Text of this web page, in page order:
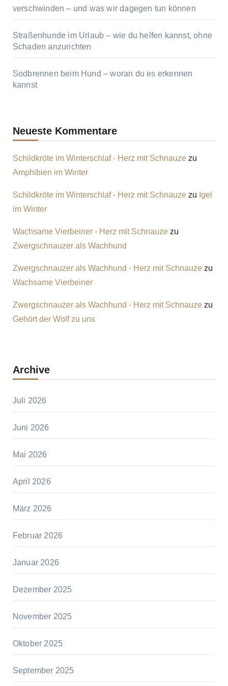
verschwinden – und was wir dagegen tun können
Straßenhunde im Urlaub – wie du helfen kannst, ohne
Schaden anzurichten
Sodbrennen beim Hund – woran du es erkennen
kannst
Neueste Kommentare
Schildkröte im Winterschlaf - Herz mit Schnauzezu
Amphibien im Winter
Schildkröte im Winterschlaf - Herz mit Schnauzezu Igel
im Winter
Wachsame Vierbeiner - Herz mit Schnauzezu
Zwergschnauzer als Wachhund
Zwergschnauzer als Wachhund - Herz mit Schnauzezu
Wachsame Vierbeiner
Zwergschnauzer als Wachhund - Herz mit Schnauzezu
Gehört der Wolf zu uns
Archive
Juli 2026
Juni 2026
Mai 2026
April 2026
März 2026
Februar 2026
Januar 2026
Dezember 2025
November 2025
Oktober 2025
September 2025